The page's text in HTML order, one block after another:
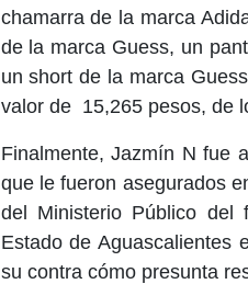
chamarra de la marca
de la marca Guess, un
un short de la marca
valor de 15,265 pesos, de
Finalmente, Jazmín N fue
que le fueron asegurados
del Ministerio Público del
Estado de Aguascalientes
su contra cómo presunta